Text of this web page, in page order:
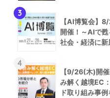
3
【AI博覧会】
開催！～AIで
社会・経済に新
4
【9/26(木)開
み解く越境EC
ド取り組み事